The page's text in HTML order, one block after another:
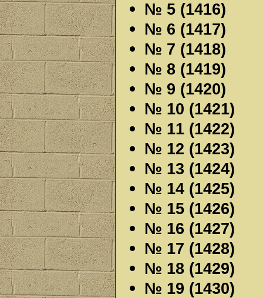
№ 5 (1416)
№ 6 (1417)
№ 7 (1418)
№ 8 (1419)
№ 9 (1420)
№ 10 (1421)
№ 11 (1422)
№ 12 (1423)
№ 13 (1424)
№ 14 (1425)
№ 15 (1426)
№ 16 (1427)
№ 17 (1428)
№ 18 (1429)
№ 19 (1430)